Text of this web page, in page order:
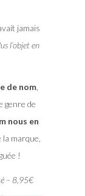
jamais
l’objet en
de nom,
genre de
nous en
la marque,
!
– 8,95€